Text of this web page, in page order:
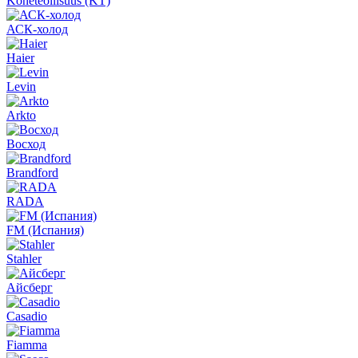
АСК-холод
Haier
Levin
Arkto
Восход
Brandford
RADA
FM (Испания)
Stahler
Айсберг
Casadio
Fiamma